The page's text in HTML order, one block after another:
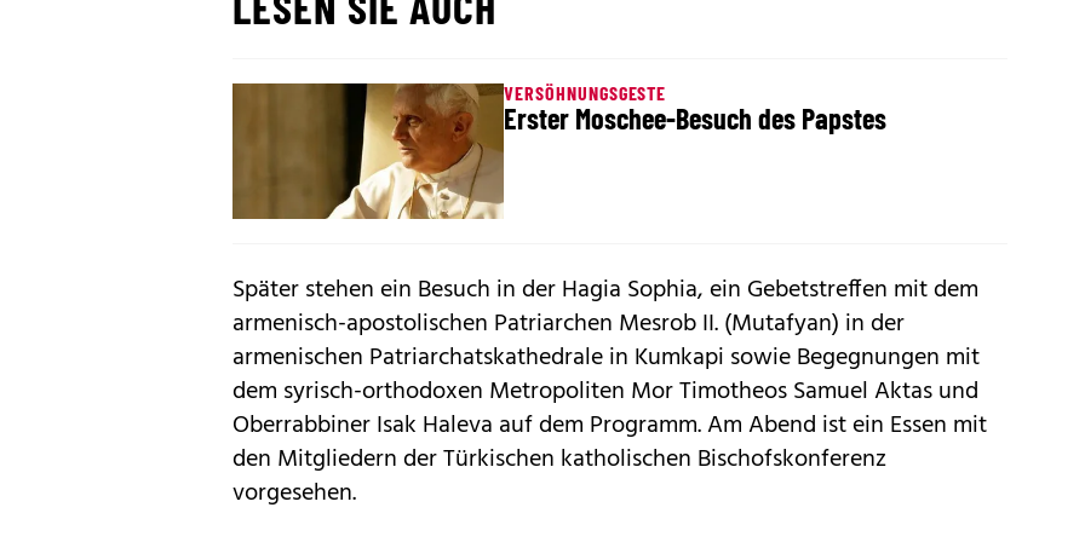
VERSÖHNUNGSGESTE
Erster Moschee-Besuch des Papstes
Später stehen ein Besuch in der Hagia Sophia, ein Gebetstreffen mit dem
armenisch-apostolischen Patriarchen Mesrob II. (Mutafyan) in der
armenischen Patriarchatskathedrale in Kumkapi sowie Begegnungen mit
dem syrisch-orthodoxen Metropoliten Mor Timotheos Samuel Aktas und
Oberrabbiner Isak Haleva auf dem Programm. Am Abend ist ein Essen mit
den Mitgliedern der Türkischen katholischen Bischofskonferenz
vorgesehen.